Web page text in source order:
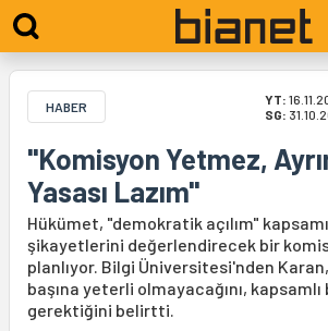
HABER YT:
SG:
"Komisyon Yetmez,
Yasası Lazım"
Hükümet, "demokratik açılım"
şikayetlerini değerlendirecek bir
planlıyor. Bilgi Üniversitesi'nden
başına yeterli olmayacağını,
gerektiğini belirtti.